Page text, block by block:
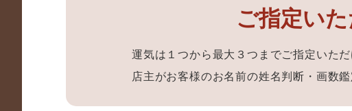
ご指定い
運気は１つから最大３つまでご指定いた
店主がお客様のお名前の姓名判断・画数